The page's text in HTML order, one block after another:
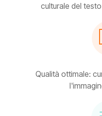
culturale del
Qualità ottimale: